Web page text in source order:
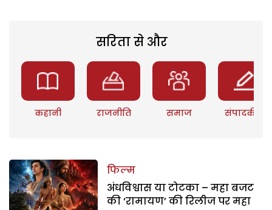
सरिता से और
कहानी राजनीति समाज संपादकीय
फिल्म
अंधविश्वास या टोटका – महा बजट
की ‘रामायण’ की रिलीज पर महा